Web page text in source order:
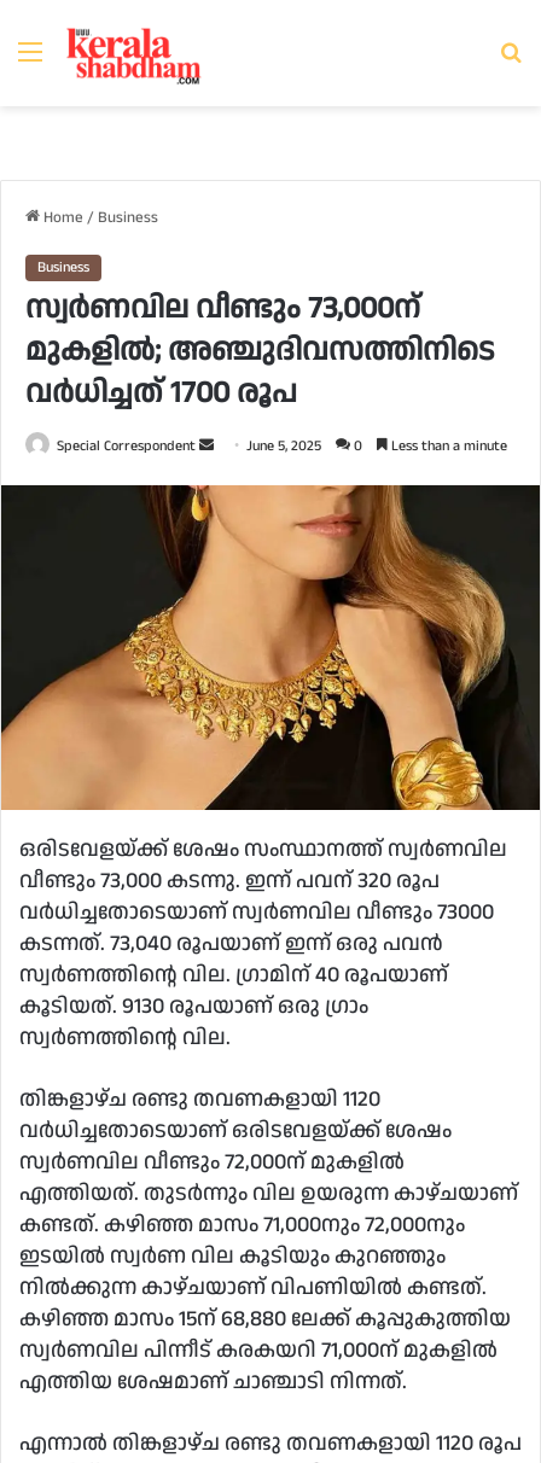
Menu
Home / Business
Business
സ്വര്‍ണവില വീണ്ടും 73,000ന്
മുകളില്‍; അഞ്ചുദിവസത്തിനിടെ
വര്‍ധിച്ചത് 1700 രൂപ
Special Correspondent
Send June 5, 2025 0 Less than a minute
ഒരിടവേളയ്ക്ക് ശേഷം സംസ്ഥാനത്ത് സ്വര്‍ണവില
വീണ്ടും 73,000 കടന്നു. ഇന്ന് പവന് 320 രൂപ
വര്‍ധിച്ചതോടെയാണ് സ്വര്‍ണവില വീണ്ടും 73000
കടന്നത്. 73,040 രൂപയാണ് ഇന്ന് ഒരു പവന്‍
സ്വര്‍ണത്തിന്റെ വില. ഗ്രാമിന് 40 രൂപയാണ്
കൂടിയത്. 9130 രൂപയാണ് ഒരു ഗ്രാം
സ്വര്‍ണത്തിന്റെ വില.
തിങ്കളാഴ്ച രണ്ടു തവണകളായി 1120
വര്‍ധിച്ചതോടെയാണ് ഒരിടവേളയ്ക്ക് ശേഷം
സ്വര്‍ണവില വീണ്ടും 72,000ന് മുകളില്‍
എത്തിയത്. തുടര്‍ന്നും വില ഉയരുന്ന കാഴ്ചയാണ്
കണ്ടത്. കഴിഞ്ഞ മാസം 71,000നും 72,000നും
ഇടയില്‍ സ്വര്‍ണ വില കൂടിയും കുറഞ്ഞും
നില്‍ക്കുന്ന കാഴ്ചയാണ് വിപണിയില്‍ കണ്ടത്.
കഴിഞ്ഞ മാസം 15ന് 68,880 ലേക്ക് കൂപ്പുകുത്തിയ
സ്വര്‍ണവില പിന്നീട് കരകയറി 71,000ന് മുകളില്‍
എത്തിയ ശേഷമാണ് ചാഞ്ചാടി നിന്നത്.
എന്നാല്‍ തിങ്കളാഴ്ച രണ്ടു തവണകളായി 1120 രൂപ